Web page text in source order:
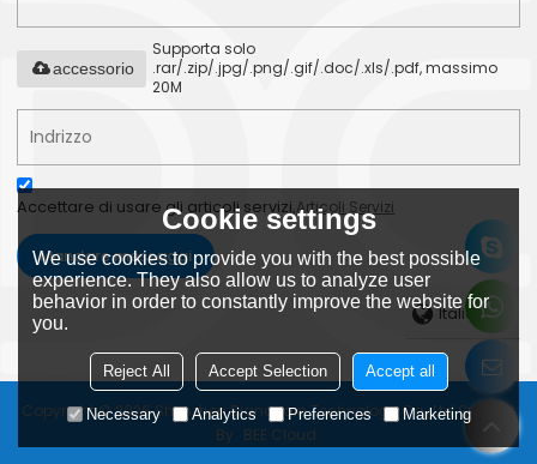
Supporta solo
.rar/.zip/.jpg/.png/.gif/.doc/.xls/.pdf, massimo
20M
accessorio
Accettare di usare gli articoli servizi,Articoli Servizi
Mandare messaggi
Italiano
Copyright © 2026Shenzhen Dianchain Technology Co., LtdSupport
By BEE Cloud
Cookie settings
We use cookies to provide you with the best possible
experience. They also allow us to analyze user
behavior in order to constantly improve the website for
you.
Reject All Accept Selection Accept all
Necessary Analytics Preferences Marketing